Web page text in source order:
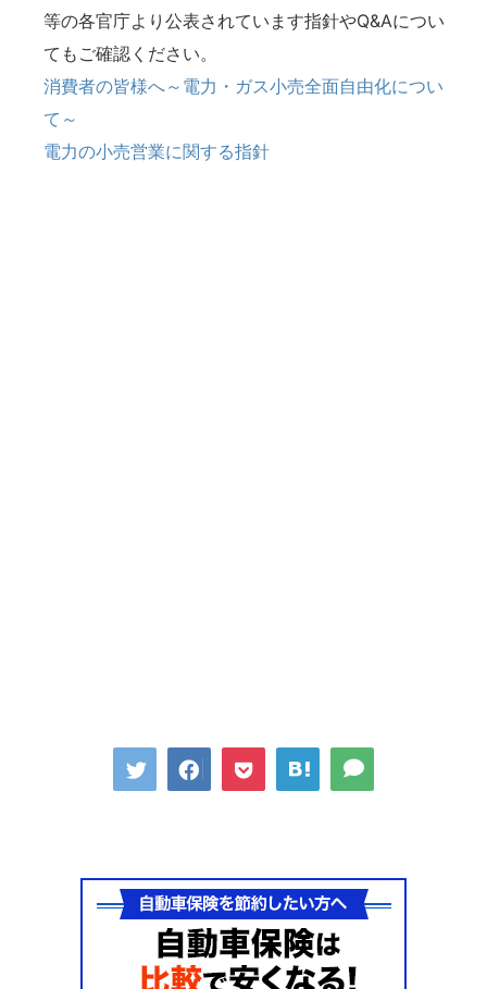
等の各官庁より公表されています指針やQ&Aについ
てもご確認ください。
消費者の皆様へ～電力・ガス小売全面自由化につい
て～
電力の小売営業に関する指針